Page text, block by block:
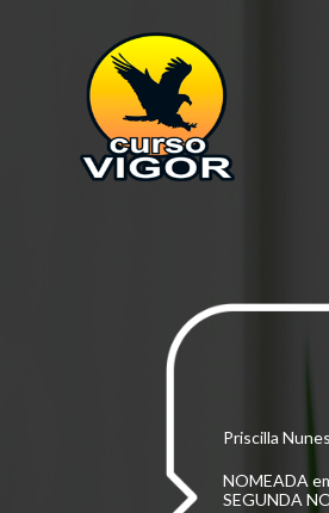
Priscilla
NOMEADA
SEGUNDA